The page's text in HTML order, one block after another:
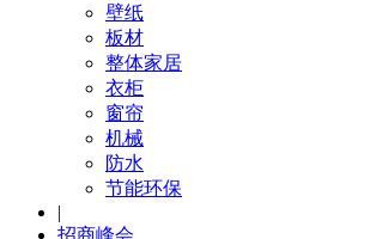
壁纸
板材
整体家居
衣柜
窗帘
机械
防水
节能环保
|
招商峰会